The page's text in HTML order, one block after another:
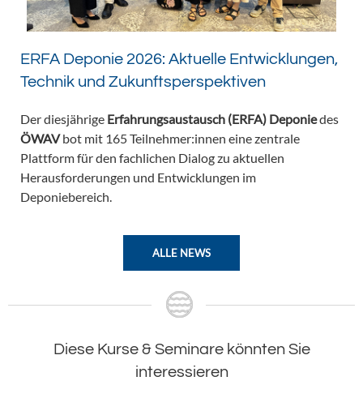
ERFA Deponie 2026: Aktuelle Entwicklungen,
Technik und Zukunftsperspektiven
Der diesjährige Erfahrungsaustausch (ERFA) Deponiedes
ÖWAVbot mit 165 Teilnehmer:innen eine zentrale
Plattform für den fachlichen Dialog zu aktuellen
Herausforderungen und Entwicklungen im
Deponiebereich.
ALLE NEWS
Diese Kurse & Seminare könnten Sie
interessieren